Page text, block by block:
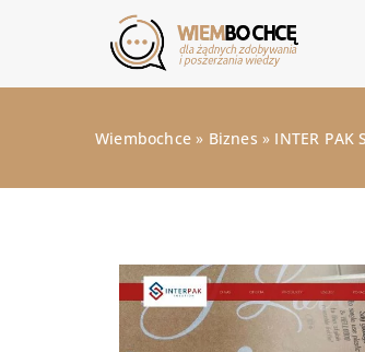
Wiembochce » Biznes » INTER PAK